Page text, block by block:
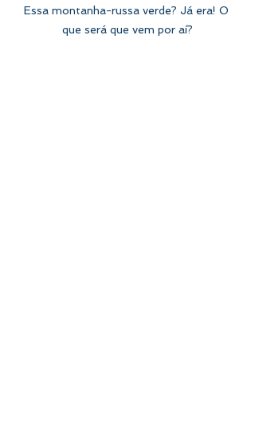
Essa montanha-russa verde? Já era! O
que será que vem por aí?